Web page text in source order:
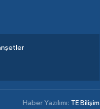
Haber Yazılımı: TE Bilişim